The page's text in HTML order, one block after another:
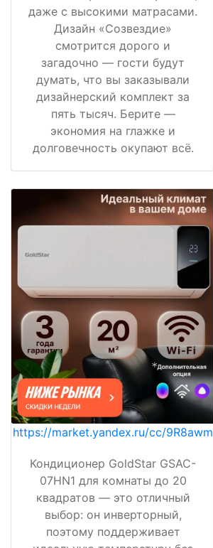
даже с высокими матрасами.
Дизайн «Созвездие»
смотрится дорого и
загадочно — гости будут
думать, что вы заказывали
дизайнерский комплект за
пять тысяч. Берите —
экономия на глажке и
долговечность окупают всё.
https://market.yandex.ru/cc/9R8awm
Кондиционер GoldStar GSAC-
07HN1 для комнаты до 20
квадратов — это отличный
выбор: он инверторный,
поэтому поддерживает